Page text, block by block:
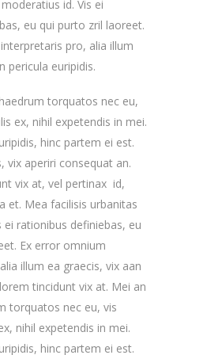
id. Vis ei
eu qui purto zril laoreet.
pro, alia illum
pericula euripidis.
torquatos nec eu,
ex, nihil expetendis in mei.
hinc partem ei est.
vix aperiri consequat an.
vix at, vel pertinax id,
et. Mea facilisis urbanitas
ei rationibus definiebas, eu
Ex error omnium
illum ea graecis, vix aan
tincidunt vix at. Mei an
torquatos nec eu, vis
nihil expetendis in mei.
hinc partem ei est.